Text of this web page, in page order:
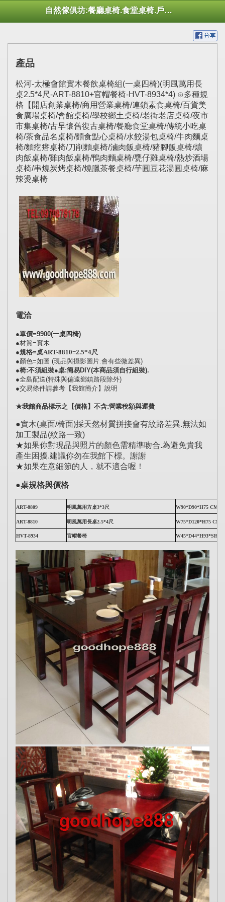
自然傢俱坊:餐廳桌椅.食堂桌椅.戶外桌椅.休閒桌椅.幼托桌椅.庭院市集陽傘
產品
松河-太極會館實木餐飲桌椅組(一桌四椅)(明風萬用長
桌2.5*4尺-ART-8810+官帽餐椅-HVT-8934*4) ⊙多種規
格【開店創業桌椅/商用營業桌椅/連鎖素食桌椅/百貨美
食廣場桌椅/會館桌椅/學校鄉土桌椅/老街老店桌椅/夜市
市集桌椅/古早懷舊復古桌椅/餐廳食堂桌椅/傳統小吃桌
椅/茶食品名桌椅/麵食點心桌椅/水餃湯包桌椅/牛肉麵桌
椅/麵疙瘩桌椅/刀削麵桌椅/滷肉飯桌椅/豬腳飯桌椅/爌
肉飯桌椅/雞肉飯桌椅/鴨肉麵桌椅/甕仔雞桌椅/熱炒酒場
桌椅/串燒炭烤桌椅/燒臘茶餐桌椅/芋圓豆花湯圓桌椅/麻
辣燙桌椅
電洽
●單價=9900(一桌四椅)
●材質=實木
●規格=桌ART-8810=2.5*4尺
●顏色=如圖 (現品與攝影圖片.會有些微差異)
●椅:不須組裝●桌:簡易DIY(本商品須自行組裝).
●全島配送(特殊與偏遠鄉鎮路段除外)
●交易條件請參考【我館簡介】說明
★我館商品標示之【價格】不含:營業稅額與運費
●實木(桌面/椅面)採天然材質拼接會有紋路差異.無法如
加工製品(紋路一致)
★如果你對現品與照片的顏色需精準吻合.為避免貴我
產生困擾.建議你勿在我館下標。謝謝
★如果在意細節的人，就不適合喔！
●桌規格與價格
ART-8809 明風萬用方桌3*3尺 W90*D90*H75 CM
ART-8810 明風萬用長桌2.5*4尺 W75*D120*H75 CM
HVT-8934 官帽餐椅 W45*D44*H93*SH45